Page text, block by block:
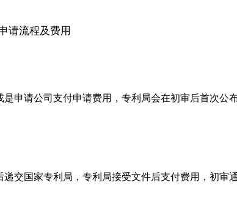
请公司支付申请费用，专利局会在初审后首次公
国家专利局，专利局接受文件后支付费用，初审